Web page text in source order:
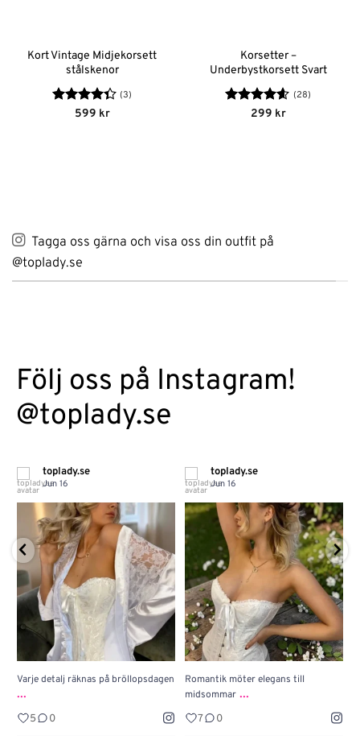
Kort Vintage Midjekorsett
stålskenor
Betygsatt
(3)
599 kr
Korsetter –
Underbystkorsett Svart
Betygsatt
(28)
299 kr
Tagga oss gärna och visa oss din outfit på
@toplady.se
Följ oss på Instagram!
@toplady.se
toplady.se
Jun 16
Varje detalj räknas på bröllopsdagen
...
5 0
toplady.se
Jun 16
Romantik möter elegans till
midsommar ...
7 0